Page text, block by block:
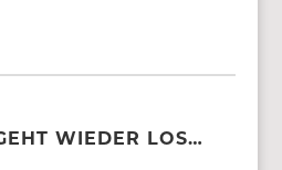
WIEDER LOS…